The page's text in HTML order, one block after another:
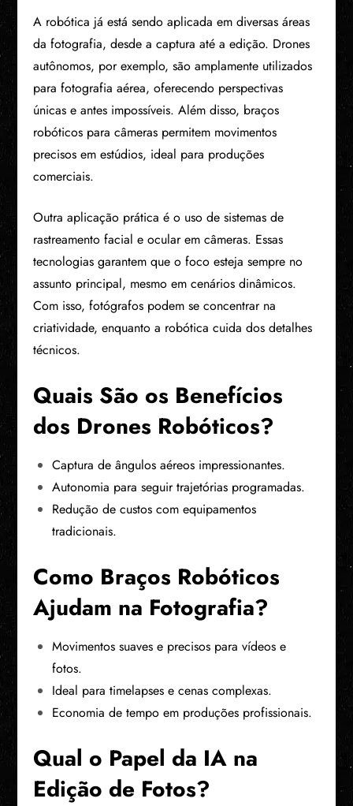
A robótica já está sendo aplicada em diversas áreas
da fotografia, desde a captura até a edição. Drones
autônomos, por exemplo, são amplamente utilizados
para fotografia aérea, oferecendo perspectivas
únicas e antes impossíveis. Além disso, braços
robóticos para câmeras permitem movimentos
precisos em estúdios, ideal para produções
comerciais.
Outra aplicação prática é o uso de sistemas de
rastreamento facial e ocular em câmeras. Essas
tecnologias garantem que o foco esteja sempre no
assunto principal, mesmo em cenários dinâmicos.
Com isso, fotógrafos podem se concentrar na
criatividade, enquanto a robótica cuida dos detalhes
técnicos.
Quais São os Benefícios
dos Drones Robóticos?
Captura de ângulos aéreos impressionantes.
Autonomia para seguir trajetórias programadas.
Redução de custos com equipamentos
tradicionais.
Como Braços Robóticos
Ajudam na Fotografia?
Movimentos suaves e precisos para vídeos e
fotos.
Ideal para timelapses e cenas complexas.
Economia de tempo em produções profissionais.
Qual o Papel da IA na
Edição de Fotos?